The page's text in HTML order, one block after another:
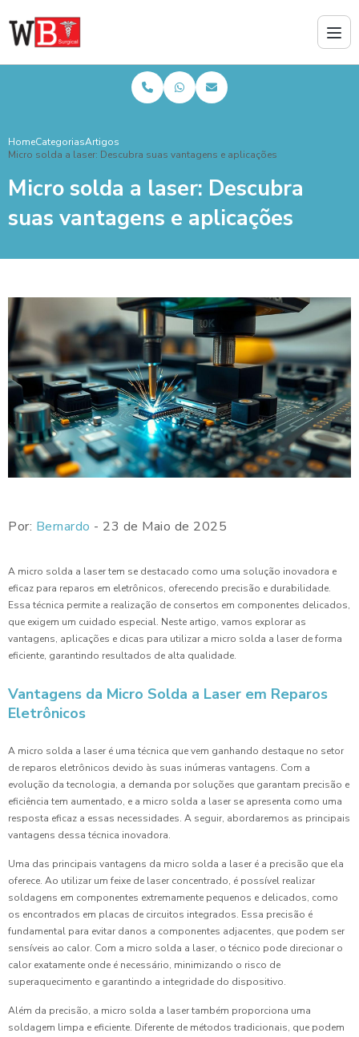
HomeCategoriasArtigos
Micro solda a laser: Descubra suas vantagens e aplicações
Micro solda a laser: Descubra
suas vantagens e aplicações
Por: Bernardo - 23 de Maio de 2025
A micro solda a laser tem se destacado como uma solução inovadora e
eficaz para reparos em eletrônicos, oferecendo precisão e durabilidade.
Essa técnica permite a realização de consertos em componentes delicados,
que exigem um cuidado especial. Neste artigo, vamos explorar as
vantagens, aplicações e dicas para utilizar a micro solda a laser de forma
eficiente, garantindo resultados de alta qualidade.
Vantagens da Micro Solda a Laser em Reparos
Eletrônicos
A micro solda a laser é uma técnica que vem ganhando destaque no setor
de reparos eletrônicos devido às suas inúmeras vantagens. Com a
evolução da tecnologia, a demanda por soluções que garantam precisão e
eficiência tem aumentado, e a micro solda a laser se apresenta como uma
resposta eficaz a essas necessidades. A seguir, abordaremos as principais
vantagens dessa técnica inovadora.
Uma das principais vantagens da micro solda a laser é a precisão que ela
oferece. Ao utilizar um feixe de laser concentrado, é possível realizar
soldagens em componentes extremamente pequenos e delicados, como
os encontrados em placas de circuitos integrados. Essa precisão é
fundamental para evitar danos a componentes adjacentes, que podem ser
sensíveis ao calor. Com a micro solda a laser, o técnico pode direcionar o
calor exatamente onde é necessário, minimizando o risco de
superaquecimento e garantindo a integridade do dispositivo.
Além da precisão, a micro solda a laser também proporciona uma
soldagem limpa e eficiente. Diferente de métodos tradicionais, que podem